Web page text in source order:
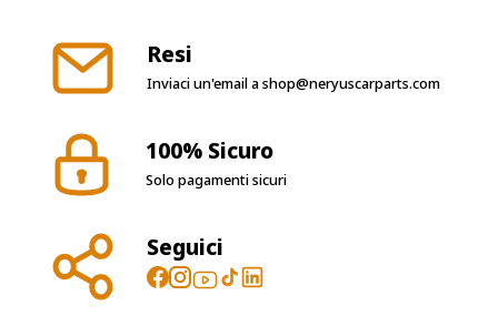
Resi
Inviaci un'email ashop@neryuscarparts.com
100% Sicuro
Solo pagamenti sicuri
Seguici